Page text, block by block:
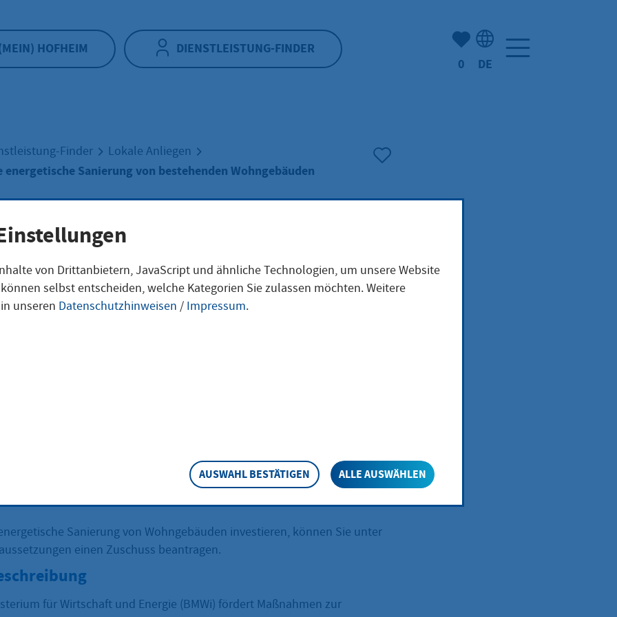
HOFHEIM DIENSTLEISTUNG-FINDER
Anzahl der gemerkten
0 DE
Finder Lokale Anliegen
energetische Sanierung von bestehenden Wohngebäuden
für die
Sanierung
Sanierung von Wohngebäuden investieren, können Sie unter
einen Zuschuss beantragen.
für Wirtschaft und Energie (BMWi) fördert Maßnahmen zur
von Drittanbietern, JavaScript und ähnliche Technologien, um unsere Website
selbst entscheiden, welche Kategorien Sie zulassen möchten. Weitere
unseren Datenschutzhinweisen / Impressum.
AUSWAHL BESTÄTIGEN ALLE AUSWÄHLEN